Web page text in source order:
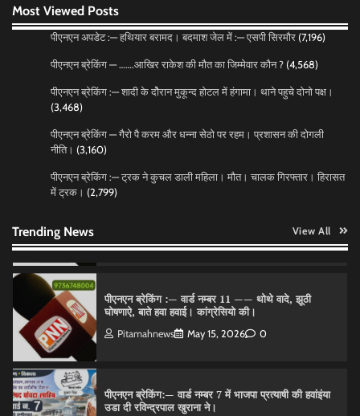
Most Viewed Posts
पीएनएन अपडेट :— हथियार बरामद। बदमाश जेल में :— एसपी सिरमौर (7,196)
पीएनएन ब्रेकिंग — …….आखिर राकेश की मौत का जिम्मेवार कौन ? (4,568)
पीएनएन ब्रेकिंग :— शादी के दोैरान मुकून्द होटल में हंगामा। थाने पहुचे दोनो पक्ष।
(3,468)
पीएनएन ब्रेकिंग — गैरो पै करम और धन्ना सेठो पर रहम। प्रशासन की दोगली
नीति। (3,160)
पीएनएन ब्रेकिंग :— ट्रक ने कुचल डाली महिला। मौत। चालक गिरफ्तार। हिरासत
में ट्रक। (2,799)
Trending News View All
पीएनएन ब्रेकिंग:— वार्ड नम्बर 7 में भाजपा प्रत्याषी की हवांइंया
उडा दी रविन्द्रपाल खुराना ने।
Pitamahnews May 15, 2026 0
Pitamahnews May 16, 2026 0
पीएनएन ब्रेकिंग — फर्जी वोटो के आधार हो रहे पांवटा में निकाय
Pitamahnews May 15, 2026 0
पीएनएन ब्रेकिंग :— वार्ड नम्बर 11 —— थोथे वादे, झूठी
घोषणाऐ, बाते हवा हवाई। कांग्रेसियो की।
Pitamahnews May 15, 2026 0
पीएनएन ब्रेकिंग:— वार्ड नम्बर 7 में भाजपा प्रत्याषी की हवांइंया
उडा दी रविन्द्रपाल खुराना ने।